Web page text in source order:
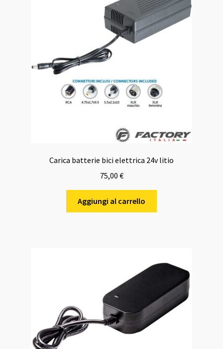
Carica batterie bici elettrica 24v litio
75,00 €
Aggiungi al carrello